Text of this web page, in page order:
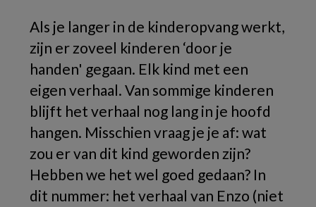
Als je langer in de kinderopvang werkt,
zijn er zoveel kinderen ‘door je
handen' gegaan. Elk kind met een
eigen verhaal. Van sommige kinderen
blijft het verhaal nog lang in je hoofd
hangen. Misschien vraag je je af: wat
zou er van dit kind geworden zijn?
Hebben we het wel goed gedaan? In
dit nummer: het verhaal van Enzo (niet